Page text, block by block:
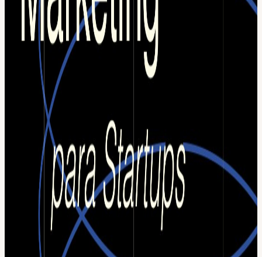
consigo mis primeros clientes? ¿Cómo genero demanda de forma
consistente? ¿Cómo priorizo entre SEO, contenido, publicidad,
partnerships, comunidad, eventos o ventas? ¿Cómo hago crecer mi
startup sin quemar todo el presupuesto? En este workshop práctico
vamos a trabajar sobre estos desafíos y a construir un plan de growth
accionable para los próximos 90 días. Analizaremos proyectos reales
de los asistentes, identificaremos oportunidades concretas de
adquisición y definiremos las acciones con mayor potencial de
impacto según la etapa de cada startup. Tanto si estás validando una
idea, lanzando un producto o buscando escalar, te llevarás una hoja
de ruta clara para crecer de forma más predecible.
🔎 Qué veremos Cómo definir una propuesta de valor que realmente
conecte con tu mercado. Cómo identificar a tus clientes ideales. Qué
canales de adquisición tienen más sentido para tu startup. Cómo
construir un embudo simple para atraer, convertir y retener clientes.
Cómo aprovechar herramientas de IA para acelerar la ejecución.
Cómo priorizar las acciones que pueden generar resultados en los
próximos 90 días.
👉 Facilitado por: Marina De Giobbi CEO de VMK Agency.
Ayuda a startups, empresas tecnológicas y proyectos innovadores a
generar demanda, conseguir clientes y escalar mediante SEO,
publicidad online, marketing digital y estrategias de growth. 👉